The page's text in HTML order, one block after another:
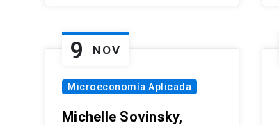
9 NOV
Microeconomía Aplicada
Michelle Sovinsky,